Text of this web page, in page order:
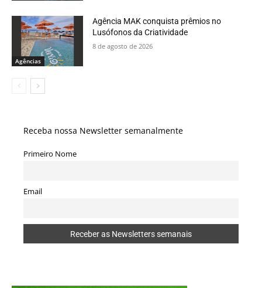
Agências
Agência MAK conquista prêmios no
Lusófonos da Criatividade
8 de agosto de 2026
Receba nossa Newsletter semanalmente
Primeiro Nome
Email